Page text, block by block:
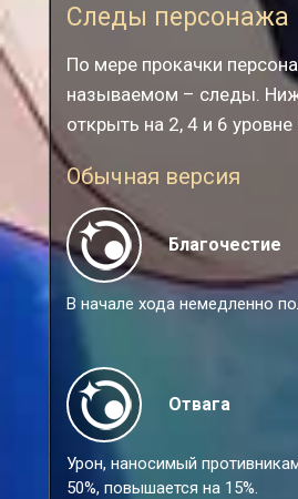
Следы персонажа
По мере прокачки
называемом – следы.
открыть на 2, 4 и 6
Обычная версия
Благочестие
В начале хода немедленно
Отвага
Урон, наносимый
50%, повышается на 15%.